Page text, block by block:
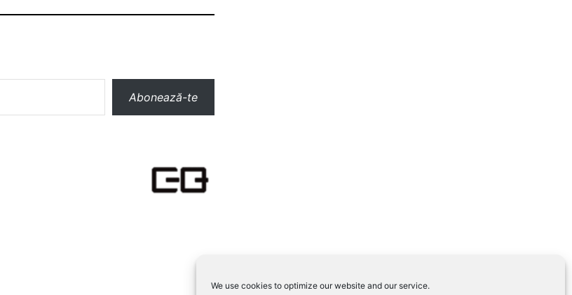
We use cookies to optimize our website and our service.
Abonează-te